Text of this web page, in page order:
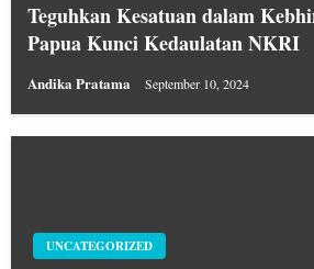
Teguhkan Kesatuan dalam
Papua Kunci Kedaulatan NKRI
Andika Pratama September 10, 2024
UNCATEGORIZED